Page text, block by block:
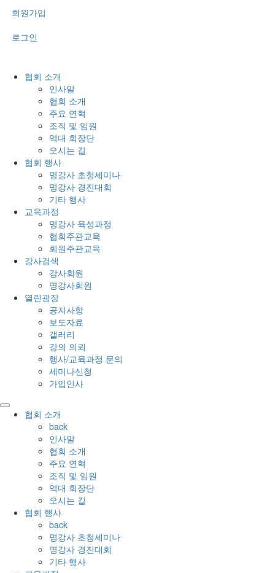
회원가입
로그인
협회 소개
인사말
협회 소개
주요 연혁
조직 및 임원
역대 회장단
오시는 길
협회 행사
명강사 초청세미나
명강사 경진대회
기타 행사
교육과정
명강사 육성과정
협회주관교육
회원주관교육
강사검색
강사회원
명강사회원
열린광장
공지사항
보도자료
갤러리
강의 의뢰
행사/교육과정 문의
세미나신청
가입인사
협회 소개
back
인사말
협회 소개
주요 연혁
조직 및 임원
역대 회장단
오시는 길
협회 행사
back
명강사 초청세미나
명강사 경진대회
기타 행사